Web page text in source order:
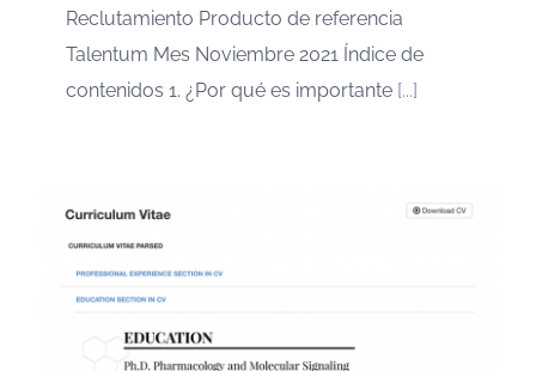
Reclutamiento Producto de referencia
Talentum Mes Noviembre 2021 Índice de
contenidos 1. ¿Por qué es importante [...]